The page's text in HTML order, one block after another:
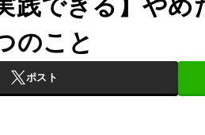
践できる】や
のこと
ポスト